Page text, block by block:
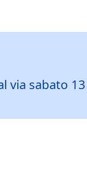
via sabato